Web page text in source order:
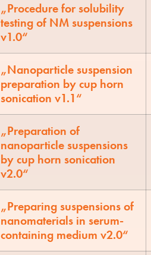
„Procedure for solubility
testing of NM suspensions
v1.0“
„Nanoparticle suspension
preparation by cup horn
sonication v1.1“
„Preparation of
nanoparticle suspensions
by cup horn sonication
v2.0“
„Preparing suspensions of
nanomaterials in serum-
containing medium v2.0“